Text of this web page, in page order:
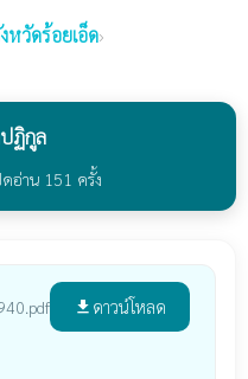
หวัดร้อยเอ็ด›
ฏิกูล
ดอ่าน 151 ครั้ง
file_download ดาวน์โหลด